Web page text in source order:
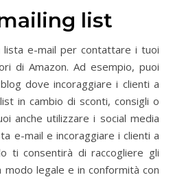
list
e-mail per contattare i tuoi
di Amazon. Ad esempio, puoi
dove incoraggiare i clienti a
in cambio di sconti, consigli o
anche utilizzare i social media
e-mail e incoraggiare i clienti a
ti consentirà di raccogliere gli
modo legale e in conformità con